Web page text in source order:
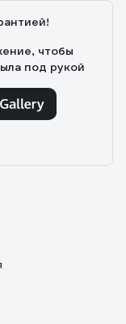
чтобы
под рукой